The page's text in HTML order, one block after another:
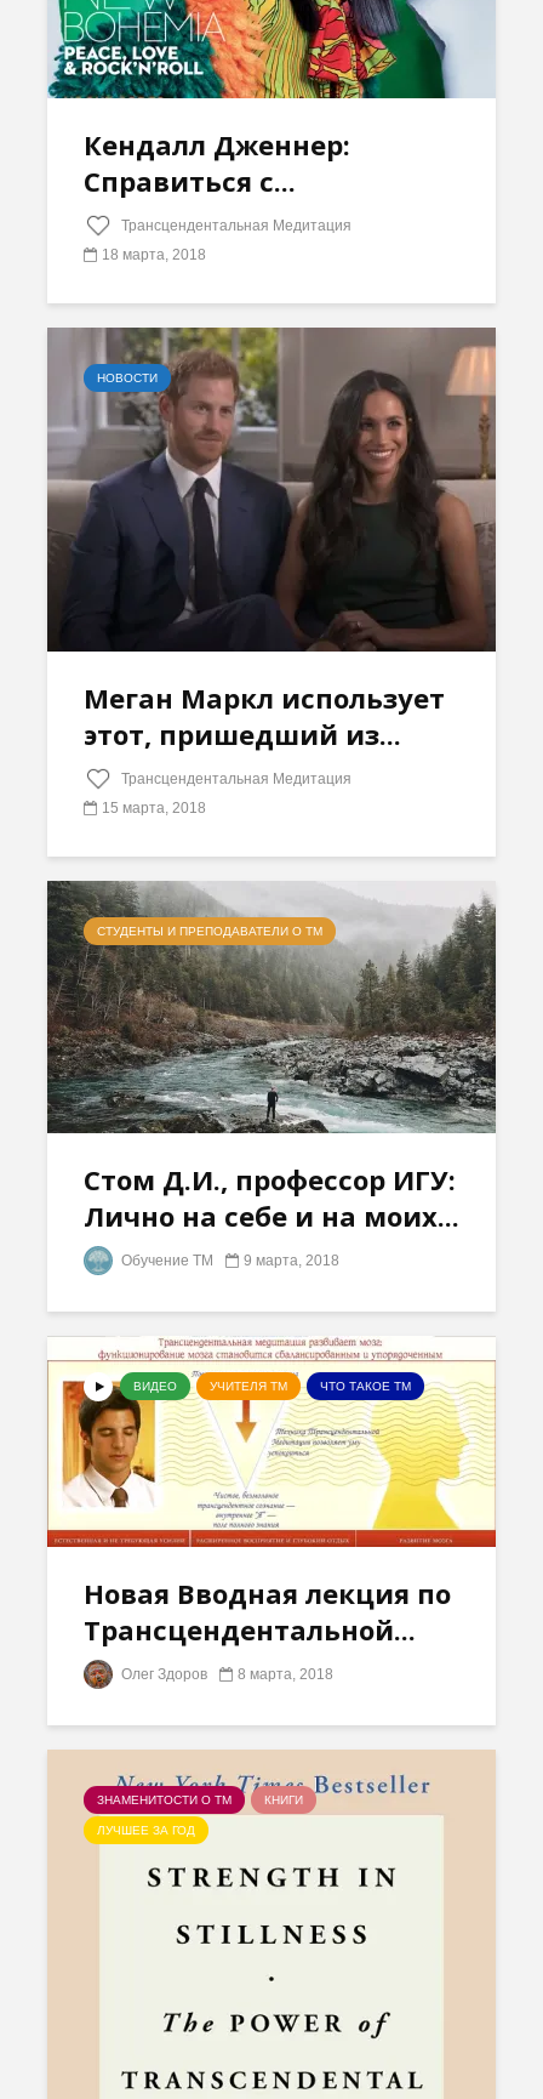
Кендалл Дженнер:
Справиться с...
Трансцендентальная Медитация
18 марта, 2018
НОВОСТИ
Меган Маркл использует
этот, пришедший из...
Трансцендентальная Медитация
15 марта, 2018
СТУДЕНТЫ И ПРЕПОДАВАТЕЛИ О ТМ
Стом Д.И., профессор ИГУ:
Лично на себе и на моих...
Обучение ТМ 9 марта, 2018
ВИДЕО УЧИТЕЛЯ ТМ ЧТО ТАКОЕ ТМ
Новая Вводная лекция по
Трансцендентальной...
Олег Здоров 8 марта, 2018
ЗНАМЕНИТОСТИ О ТМ КНИГИ
ЛУЧШЕЕ ЗА ГОД